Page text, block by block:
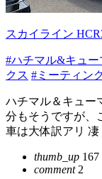
スカイライン
#ハチマル&キュ
クス #ミーティン
ハチマル＆キュー
分もそうですが、
車は大体訳アリ
thumb_up 167
comment2